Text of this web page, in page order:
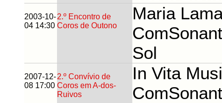
2003-10-
04 14:30
2.º Encontro de
Coros de Outono
Maria
Sol
2007-12-
08 17:00
2.º Convívio de
Coros em A-dos-
Ruivos
In Vita